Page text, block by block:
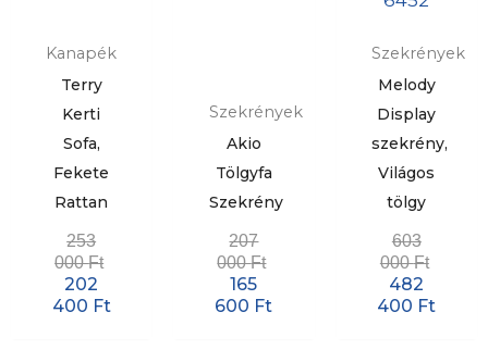
Kanapék
Terry
Kerti
Sofa,
Fekete
Rattan
253
000Ft
202
400 Ft
Szekrények
Akio
Tölgyfa
Szekrény
207
000Ft
165
600 Ft
Szekrények
Melody
Display
szekrény,
Világos
tölgy
603
000Ft
482
400 Ft